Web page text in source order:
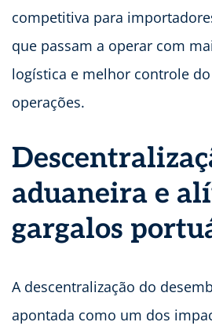
competitiva para
que passam a operar com
logística e melhor controle
operações.
aduaneira e
gargalos
A descentralização do
apontada como um dos